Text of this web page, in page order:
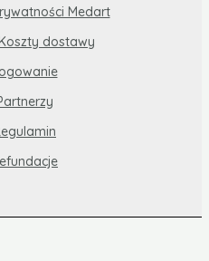
Medart
dostawy